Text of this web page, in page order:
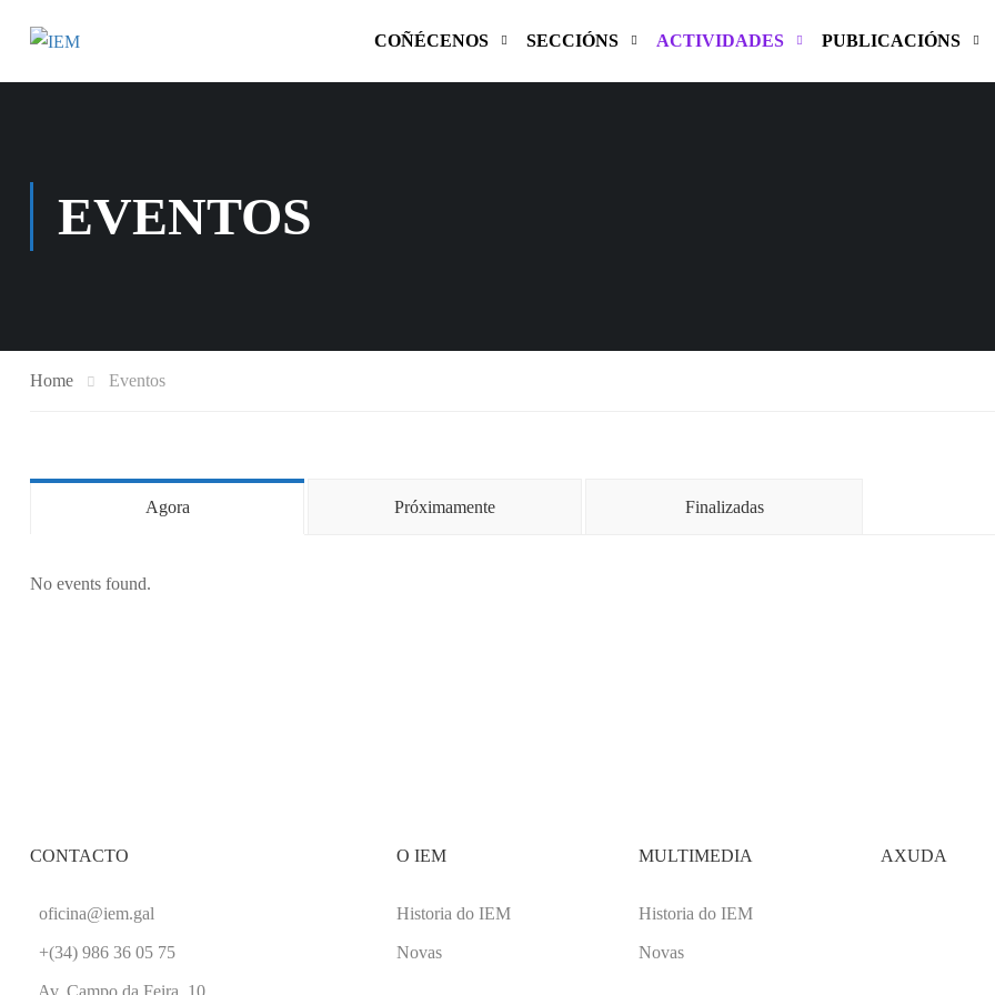
COÑÉCENOS SECCIÓNS ACTIVIDADES PUBLICACIÓNS
EVENTOS
Home Eventos
Agora Próximamente Finalizadas
No events found.
CONTACTO
oficina@iem.gal
+(34) 986 36 05 75
Av. Campo da Feira, 10
O IEM
Historia do IEM
Novas
MULTIMEDIA
Historia do IEM
Novas
AXUDA